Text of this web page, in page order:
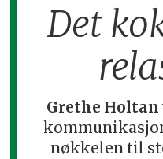
Det
Grethe Holtan
nøkkelen til